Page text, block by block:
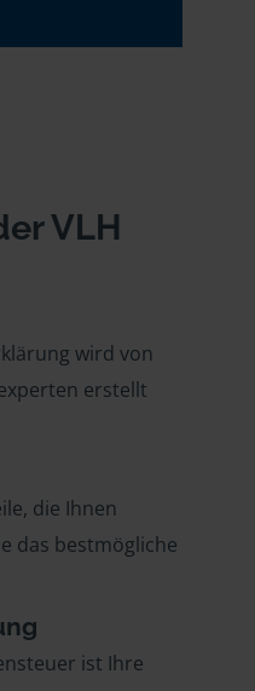
VLH
wird von
erstellt
die Ihnen
das bestmögliche
ist Ihre